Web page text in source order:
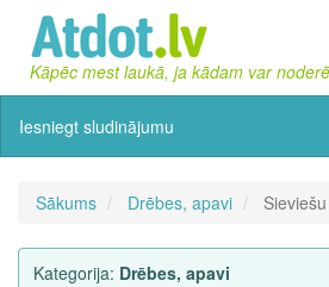
Kāpēc mest laukā, ja kādam var
Iesniegt sludinājumu
Sākums Drēbes, apavi
Kategorija: Drēbes, apavi